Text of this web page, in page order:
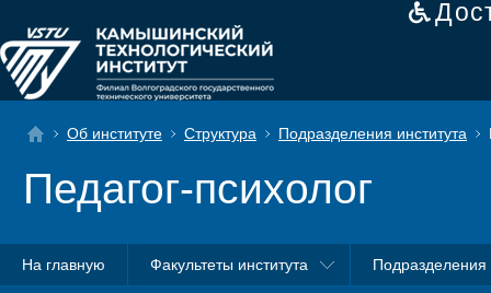
Об институте Структура Подразделения института
Педагог-психолог
На главную Факультеты института Подразделения